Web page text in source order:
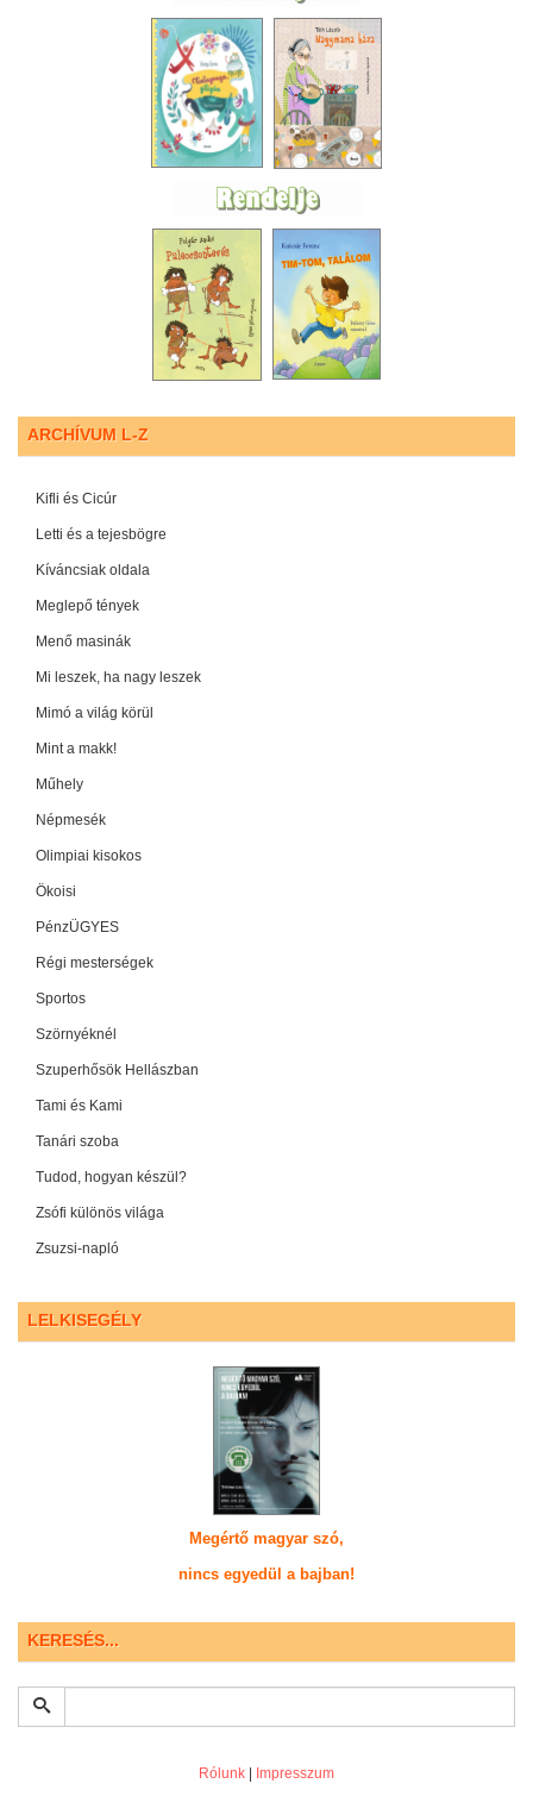
ARCHÍVUM L-Z
Kifli és Cicúr
Letti és a tejesbögre
Kíváncsiak oldala
Meglepő tények
Menő masinák
Mi leszek, ha nagy leszek
Mimó a világ körül
Mint a makk!
Műhely
Népmesék
Olimpiai kisokos
Ökoisi
PénzÜGYES
Régi mesterségek
Sportos
Szörnyéknél
Szuperhősök Hellászban
Tami és Kami
Tanári szoba
Tudod, hogyan készül?
Zsófi különös világa
Zsuzsi-napló
LELKISEGÉLY
Megértő magyar szó,
nincs egyedül a bajban!
KERESÉS...
Rólunk Impresszum